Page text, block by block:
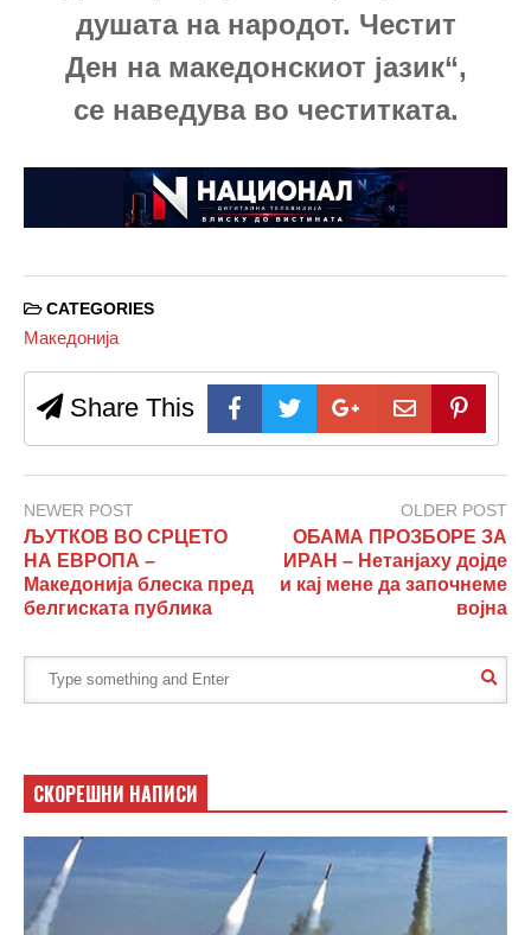
душата на народот. Честит
Ден на македонскиот јазик“,
се наведува во честитката.
CATEGORIES
Македонија
Share This
NEWER POST
ЉУТКОВ ВО СРЦЕТО
НА ЕВРОПА –
Македонија блеска пред
белгиската публика
OLDER POST
ОБАМА ПРОЗБОРЕ ЗА
ИРАН – Нетанјаху дојде
и кај мене да започнеме
војна
СКОРЕШНИ НАПИСИ